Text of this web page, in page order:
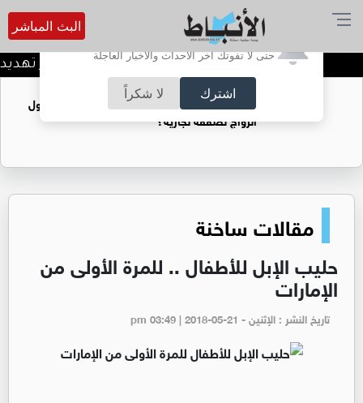
أترغب في تفعيل الإشعارات؟
حتى لا تفوتك آخر الأحداث والأخبار العاجلة
اشترك لا شكراً
البث المباشر
قشوع: إغلاق مضيق هرمز تهديد
فتيات يستغللنه لتحقيق مكاسب مادية.. هل تحول
الزواج لصفقة تجارية؟
مقالات ساخنة
حليب الإبل للأطفال .. للمرة الأولى من
الإمارات
تاريخ النشر : الإثنين - pm 03:49 | 2018-05-21